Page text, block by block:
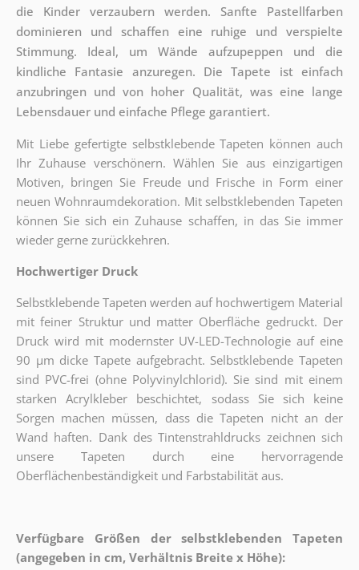
die Kinder verzaubern werden. Sanfte Pastellfarben
dominieren und schaffen eine ruhige und verspielte
Stimmung. Ideal, um Wände aufzupeppen und die
kindliche Fantasie anzuregen. Die Tapete ist einfach
anzubringen und von hoher Qualität, was eine lange
Lebensdauer und einfache Pflege garantiert.
Mit Liebe gefertigte selbstklebende Tapeten können auch
Ihr Zuhause verschönern. Wählen Sie aus einzigartigen
Motiven, bringen Sie Freude und Frische in Form einer
neuen Wohnraumdekoration. Mit selbstklebenden Tapeten
können Sie sich ein Zuhause schaffen, in das Sie immer
wieder gerne zurückkehren.
Hochwertiger Druck
Selbstklebende Tapeten werden auf hochwertigem Material
mit feiner Struktur und matter Oberfläche gedruckt. Der
Druck wird mit modernster UV-LED-Technologie auf eine
90 µm dicke Tapete aufgebracht. Selbstklebende Tapeten
sind PVC-frei (ohne Polyvinylchlorid). Sie sind mit einem
starken Acrylkleber beschichtet, sodass Sie sich keine
Sorgen machen müssen, dass die Tapeten nicht an der
Wand haften. Dank des Tintenstrahldrucks zeichnen sich
unsere Tapeten durch eine hervorragende
Oberflächenbeständigkeit und Farbstabilität aus.
Verfügbare Größen der selbstklebenden Tapeten
(angegeben in cm, Verhältnis Breite x Höhe):